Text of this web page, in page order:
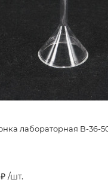
лабораторная В-36-
₽ /шт.